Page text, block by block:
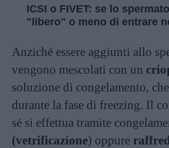
ICSI o FIVET: se lo
"libero" o meno di entrare
Anziché essere aggiunti allo
vengono mescolati con un
soluzione di congelamento,
durante la fase di freezing. Il
sé si effettua tramite
(vetrificazione) oppure